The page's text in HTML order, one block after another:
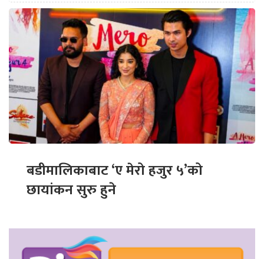
बडीमालिकाबाट ‘ए मेरो हजुर ५’को
छायांकन सुरु हुने